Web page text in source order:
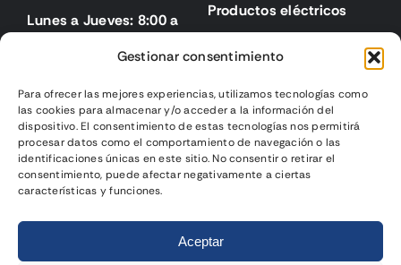
Gestionar consentimiento
Para ofrecer las mejores experiencias, utilizamos tecnologías como
las cookies para almacenar y/o acceder a la información del
dispositivo. El consentimiento de estas tecnologías nos permitirá
procesar datos como el comportamiento de navegación o las
identificaciones únicas en este sitio. No consentir o retirar el
consentimiento, puede afectar negativamente a ciertas
características y funciones.
Aceptar
Lunes a Jueves: 8:00 a
Productos eléctricos
Legal
Aviso legal
Política de privacidad
Página web diseñadapor
Gurenet Teknologia